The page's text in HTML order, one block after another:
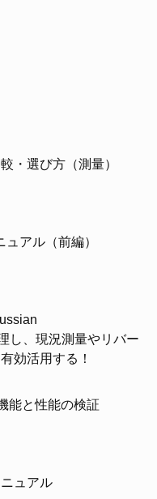
・選び方（測量）
アル（前編）
し、現況測量やリバー
効活用する！
能と性能の検証
ュアル